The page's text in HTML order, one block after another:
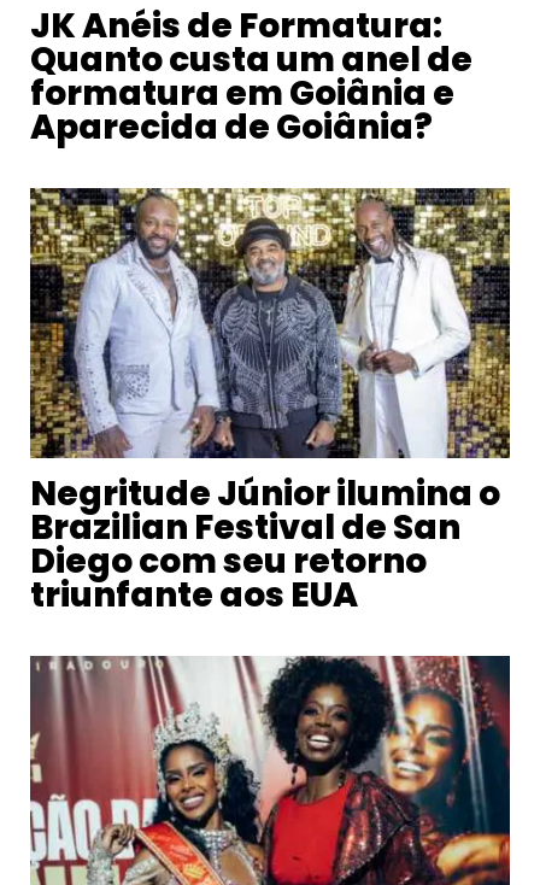
JK Anéis de Formatura:
Quanto custa um anel de
formatura em Goiânia e
Aparecida de Goiânia?
Negritude Júnior ilumina o
Brazilian Festival de San
Diego com seu retorno
triunfante aos EUA